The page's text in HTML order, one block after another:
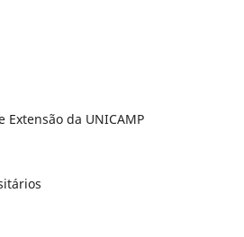
da UNICAMP